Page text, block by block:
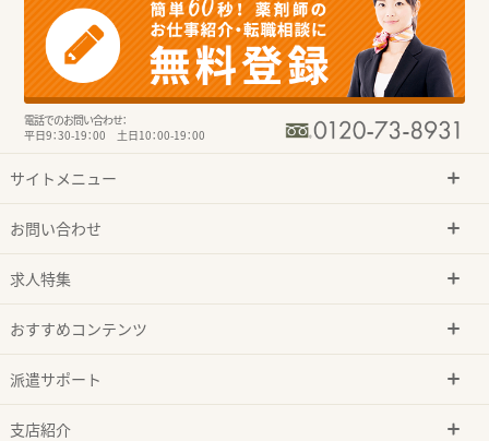
電話でのお問い合わせ：
平日9：30-19：00 土日10：00-19：00
サイトメニュー
お問い合わせ
求人特集
おすすめコンテンツ
派遣サポート
支店紹介